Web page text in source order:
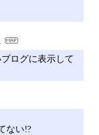
ログに表示して
ない!?